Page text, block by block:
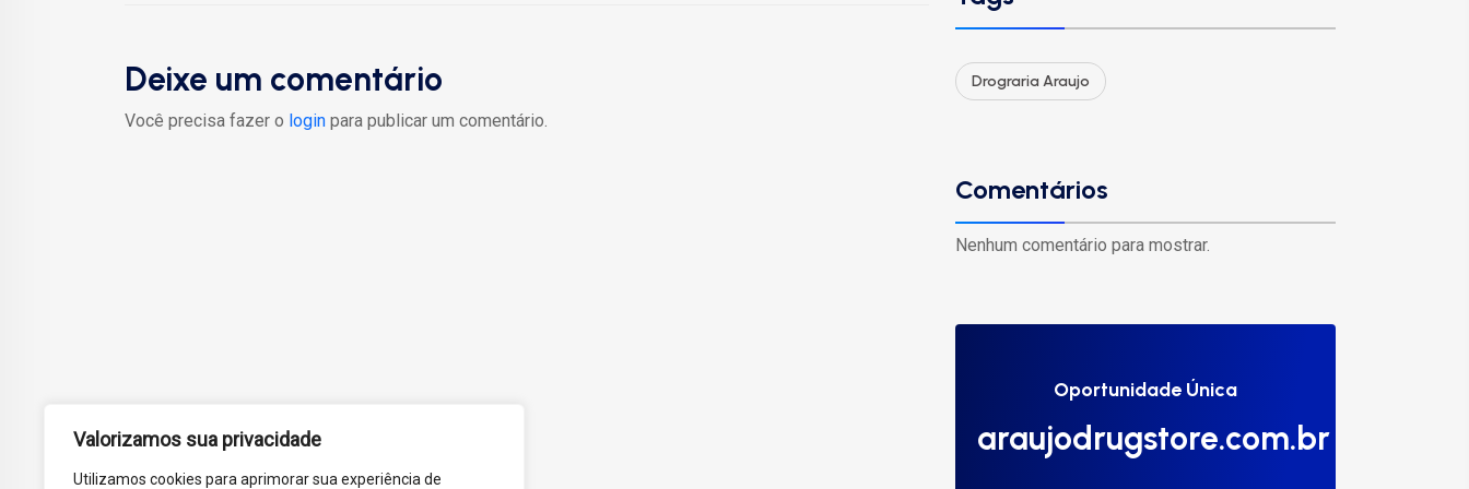
Valorizamos sua privacidade
Utilizamos cookies para aprimorar sua experiência de
Deixe um comentário
Você precisa fazer o login para publicar um comentário.
Drograria Araujo
Comentários
Nenhum comentário para mostrar.
Oportunidade Única
araujodrugstore.com.br